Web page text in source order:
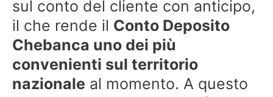
sul conto del cliente con anticipo,
il che rende il Conto Deposito
Chebanca uno dei più
convenienti sul territorio
nazionale al momento. A questo